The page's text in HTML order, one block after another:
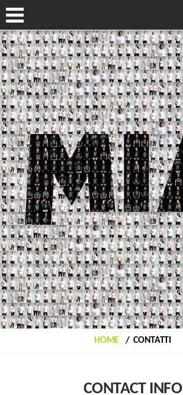
HOME CONTATTI
CONTACT INFO